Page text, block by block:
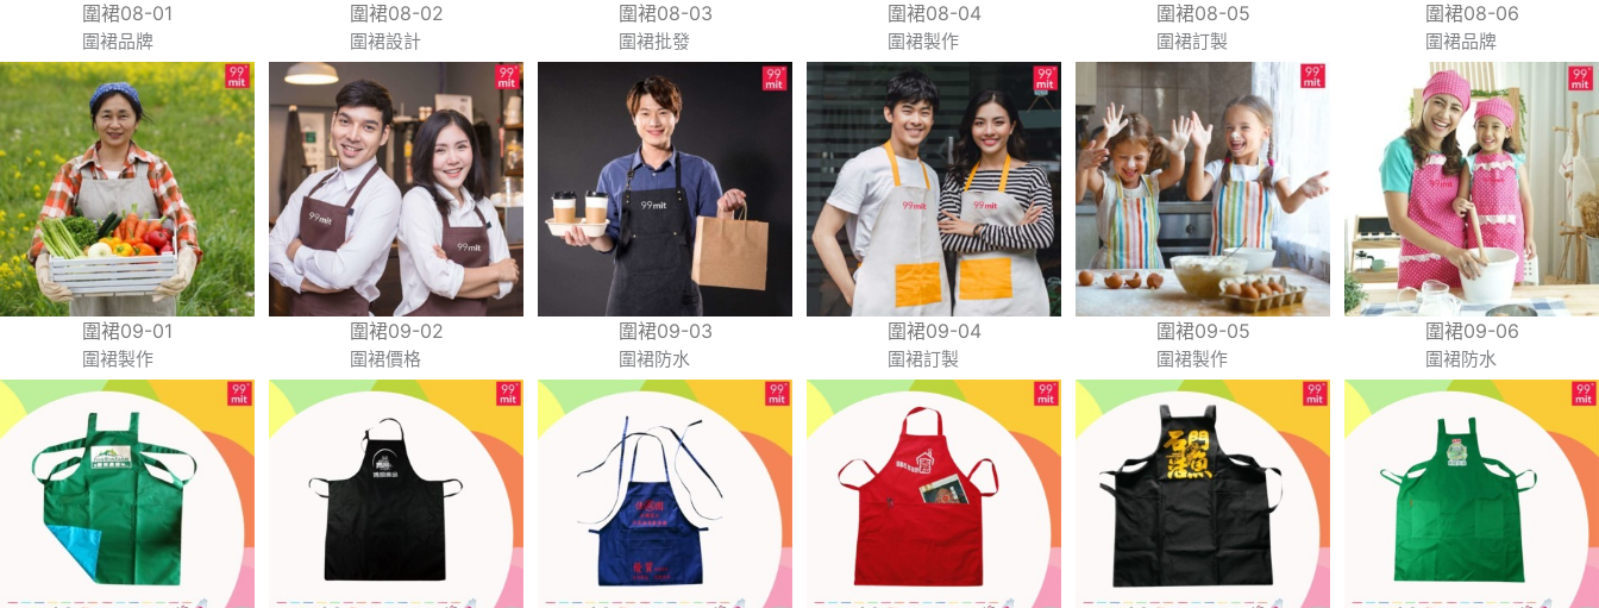
圍裙08-01
圍裙品牌
圍裙08-02
圍裙設計
圍裙08-03
圍裙批發
圍裙08-04
圍裙製作
圍裙08-05
圍裙訂製
圍裙08-06
圍裙品牌
圍裙09-01
圍裙製作
圍裙09-02
圍裙價格
圍裙09-03
圍裙防水
圍裙09-04
圍裙訂製
圍裙09-05
圍裙製作
圍裙09-06
圍裙防水